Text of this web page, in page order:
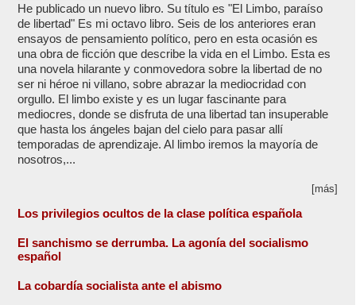
He publicado un nuevo libro. Su título es "El Limbo, paraíso
de libertad" Es mi octavo libro. Seis de los anteriores eran
ensayos de pensamiento político, pero en esta ocasión es
una obra de ficción que describe la vida en el Limbo. Esta es
una novela hilarante y conmovedora sobre la libertad de no
ser ni héroe ni villano, sobre abrazar la mediocridad con
orgullo. El limbo existe y es un lugar fascinante para
mediocres, donde se disfruta de una libertad tan insuperable
que hasta los ángeles bajan del cielo para pasar allí
temporadas de aprendizaje. Al limbo iremos la mayoría de
nosotros,...
[más]
Los privilegios ocultos de la clase política española
El sanchismo se derrumba. La agonía del socialismo
español
La cobardía socialista ante el abismo